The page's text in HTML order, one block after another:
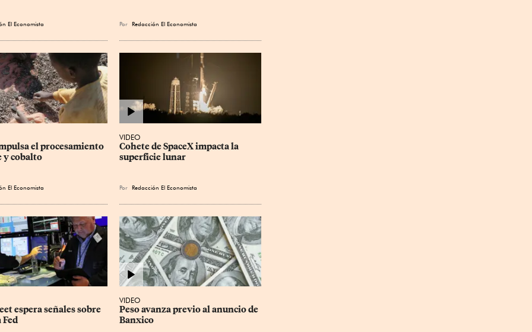
El Economista Por Redacción El Economista
el procesamiento
y cobalto
El Economista
VIDEO
Cohete de SpaceX impacta la
superficie lunar
Por Redacción El Economista
espera señales sobre
VIDEO
Peso avanza previo al anuncio de
Banxico